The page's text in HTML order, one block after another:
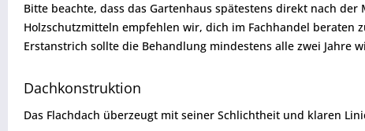
Bitte beachte, dass das Gartenhaus spätestens direkt nach
Holzschutzmitteln empfehlen wir, dich im Fachhandel beraten
Erstanstrich sollte die Behandlung mindestens alle zwei Jahre
Dachkonstruktion
Das Flachdach überzeugt mit seiner Schlichtheit und klaren